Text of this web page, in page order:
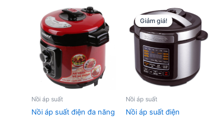
Nồi áp suất
Nồi áp suất điện đa năng
Giảm giá!
Giảm giá!
Nồi áp suất
Nồi áp suất điện